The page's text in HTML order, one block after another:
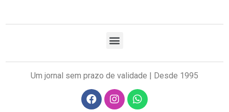
Um jornal sem prazo de validade | Desde 1995